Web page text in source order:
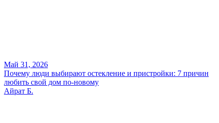
Май 31, 2026
Почему люди выбирают остекление и пристройки: 7 причин
любить свой дом по-новому
Айрат Б.